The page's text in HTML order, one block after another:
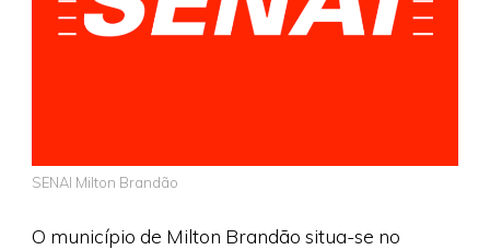
SENAI Milton Brandão
O município de Milton Brandão situa-se no